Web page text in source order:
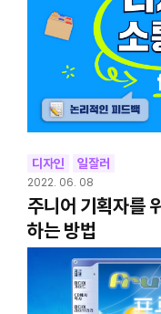
디자인 일잘러
2022. 06. 08
주니어 기획자를
하는 방법